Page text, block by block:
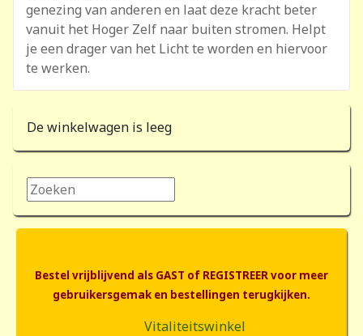
genezing van anderen en laat deze kracht beter
vanuit het Hoger Zelf naar buiten stromen. Helpt
je een drager van het Licht te worden en hiervoor
te werken.
De winkelwagen is leeg
Zoeken...
Bestel vrijblijvend als GAST of REGISTREER voor meer
gebruikersgemak en bestellingen terugkijken.
Vitaliteitswinkel